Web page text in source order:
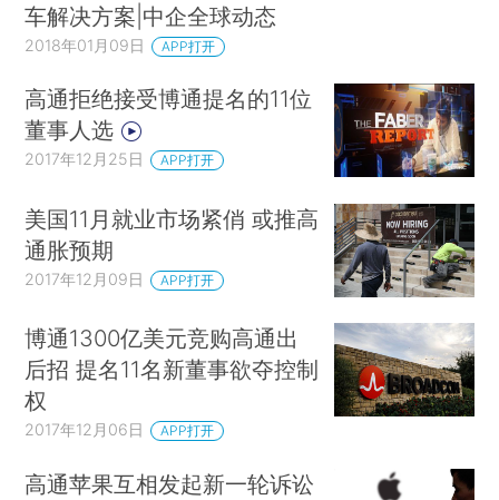
车解决方案|中企全球动态
2018年01月09日 APP打开
高通拒绝接受博通提名的11位
董事人选
2017年12月25日 APP打开
美国11月就业市场紧俏 或推高
通胀预期
2017年12月09日 APP打开
博通1300亿美元竞购高通出
后招 提名11名新董事欲夺控制
权
2017年12月06日 APP打开
高通苹果互相发起新一轮诉讼